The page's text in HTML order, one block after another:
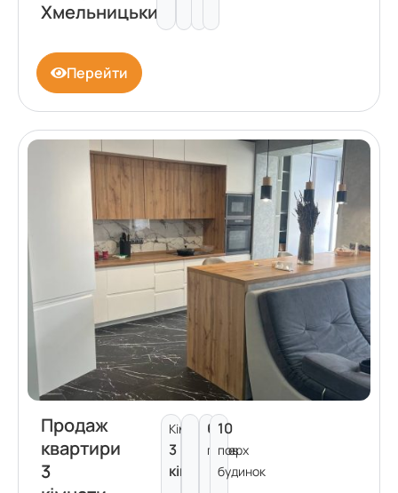
Хмельницький
Перейти
Продаж
квартири
3
Кімнат:
3
кімнати
6
поверх
10
пов.
будинок